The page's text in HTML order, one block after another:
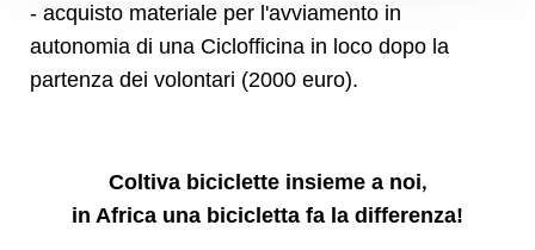
- acquisto materiale per l'avviamento in
autonomia di una Ciclofficina in loco dopo la
partenza dei volontari (2000 euro).
Coltiva biciclette insieme a noi,
in Africa una bicicletta fa la differenza!